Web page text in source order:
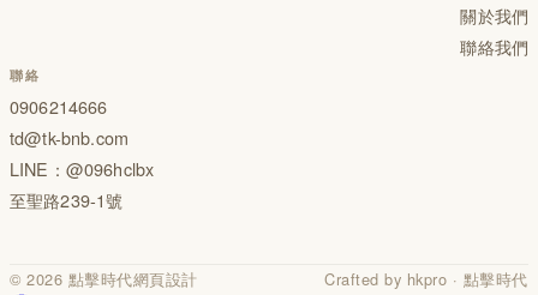
關於我們
聯絡我們
聯絡
0906214666
td@tk-bnb.com
LINE： @096hclbx
至聖路239-1號
©2026 點擊時代網頁設計 Crafted by hkpro · 點擊時代